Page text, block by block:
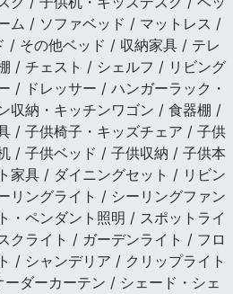
ム / ソファベッド / マットレス /
/ その他ベッド / 収納家具 / テレ
/ チェスト / シェルフ / リビング
/ ドレッサー / ハンガーラック・
収納・キッチンワゴン / 食器棚 /
/ 子供椅子・キッズチェア / 子供
/ 子供ベッド / 子供収納 / 子供本
家具 / ダイニングセット / リビン
リングライト / シーリングファン
・ペンダント照明 / スポットライ
クライト / ガーデンライト / フロ
/ シャンデリア / クリップライト
ダーカーテン / シェード・シェ